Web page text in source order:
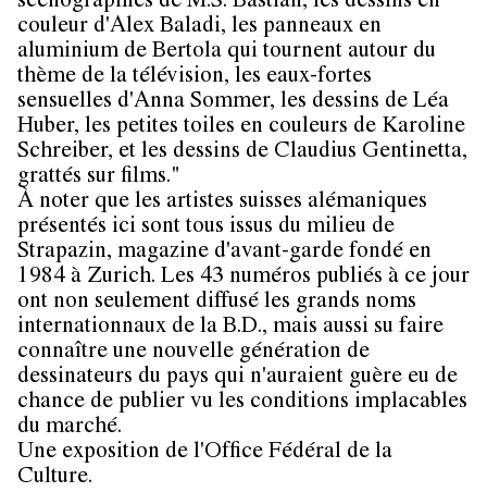
couleur d'Alex Baladi, les panneaux en
aluminium de Bertola qui tournent autour du
thème de la télévision, les eaux-fortes
sensuelles d'Anna Sommer, les dessins de Léa
Huber, les petites toiles en couleurs de Karoline
Schreiber, et les dessins de Claudius Gentinetta,
grattés sur films."
À noter que les artistes suisses alémaniques
présentés ici sont tous issus du milieu de
Strapazin, magazine d'avant-garde fondé en
1984 à Zurich. Les 43 numéros publiés à ce jour
ont non seulement diffusé les grands noms
internationnaux de la B.D., mais aussi su faire
connaître une nouvelle génération de
dessinateurs du pays qui n'auraient guère eu de
chance de publier vu les conditions implacables
du marché.
Une exposition de l'Office Fédéral de la
Culture.